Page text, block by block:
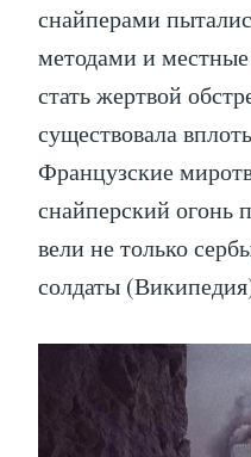
снайперами
методами и
стать жертвой
существовала
Французские
снайперский
вели не только
солдаты